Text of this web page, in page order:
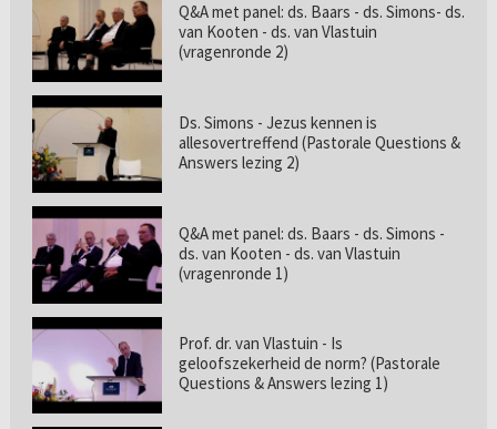
Q&A met panel: ds. Baars - ds. Simons- ds.
van Kooten - ds. van Vlastuin
(vragenronde 2)
Ds. Simons - Jezus kennen is
allesovertreffend (Pastorale Questions &
Answers lezing 2)
Q&A met panel: ds. Baars - ds. Simons -
ds. van Kooten - ds. van Vlastuin
(vragenronde 1)
Prof. dr. van Vlastuin - Is
geloofszekerheid de norm? (Pastorale
Questions & Answers lezing 1)